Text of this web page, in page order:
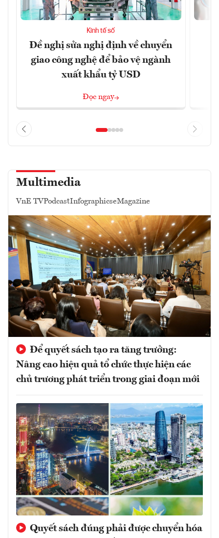
Kinh tế số
Đề nghị sửa nghị định về chuyển
giao công nghệ để bảo vệ ngành
xuất khẩu tỷ USD
Đọc ngay
Multimedia
VnE TVPodcastInfographicseMagazine
Để quyết sách tạo ra tăng trưởng:
Nâng cao hiệu quả tổ chức thực hiện các
chủ trương phát triển trong giai đoạn mới
Quyết sách đúng phải được chuyển hóa